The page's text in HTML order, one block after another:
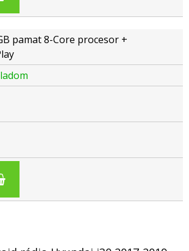
pamat 8-Core procesor +